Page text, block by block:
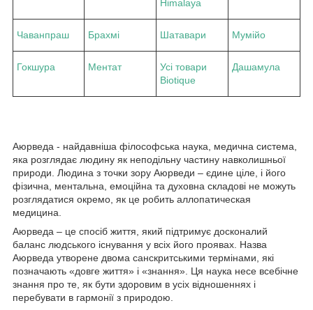
Himalaya
Чаванпраш Брахмі Шатавари Мумійо
Гокшура Ментат
Усі товари
Biotique
Дашамула
Аюрведа - найдавніша філософська наука, медична система,
яка розглядає людину як неподільну частину навколишньої
природи. Людина з точки зору Аюрведи – єдине ціле, і його
фізична, ментальна, емоційна та духовна складові не можуть
розглядатися окремо, як це робить аллопатическая
медицина.
Аюрведа – це спосіб життя, який підтримує досконалий
баланс людського існування у всіх його проявах. Назва
Аюрведа утворене двома санскритськими термінами, які
позначають «довге життя» і «знання». Ця наука несе всебічне
знання про те, як бути здоровим в усіх відношеннях і
перебувати в гармонії з природою.